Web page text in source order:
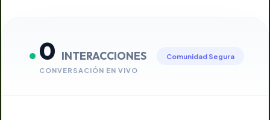
0 INTERACCIONES
CONVERSACIÓN EN VIVO
Comunidad Segura